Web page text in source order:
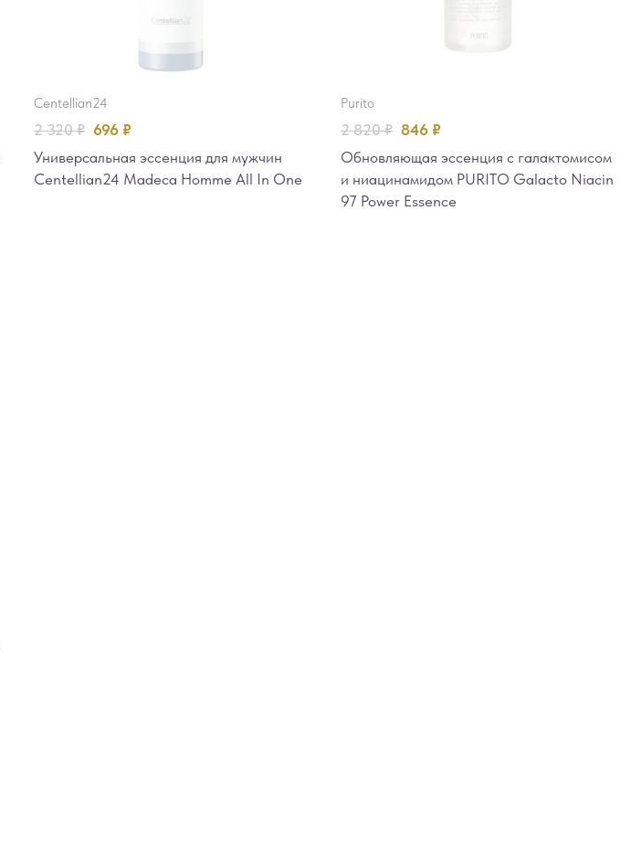
centellian24
2 320₽ 696 ₽
Универсальная эссенция для мужчин
Centellian24 Madeca Homme All In One
purito
2 820₽ 846 ₽
Обновляющая эссенция с галактомисом
и ниацинамидом PURITO Galacto Niacin
97 Power Essence